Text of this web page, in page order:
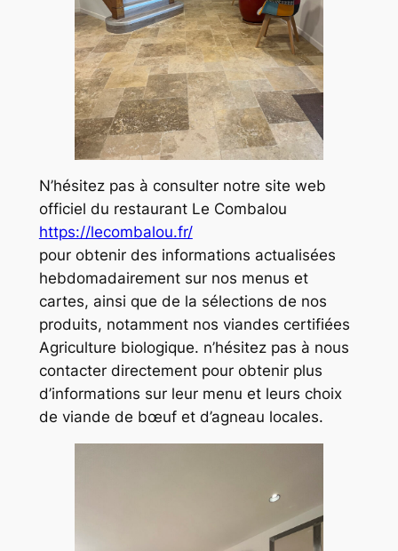
N’hésitez pas à consulter notre site web
officiel du restaurant Le Combalou
https://lecombalou.fr/
pour obtenir des informations actualisées
hebdomadairement sur nos menus et
cartes, ainsi que de la sélections de nos
produits, notamment nos viandes certifiées
Agriculture biologique. n’hésitez pas à nous
contacter directement pour obtenir plus
d’informations sur leur menu et leurs choix
de viande de bœuf et d’agneau locales.